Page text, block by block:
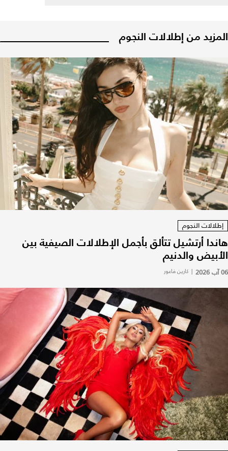
المزيد من إطلالات النجوم
إطلالات النجوم
هاندا أرتشيل تتألق بأجمل الإطلالات الصيفية بين
الأبيض والدنيم
06 آب 2026 | كارين فاعور